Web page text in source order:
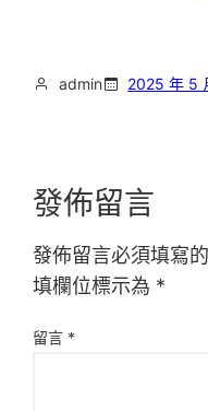
admin 2025 年 5
發佈留言
發佈留言必須填寫
填欄位標示為 *
留言 *